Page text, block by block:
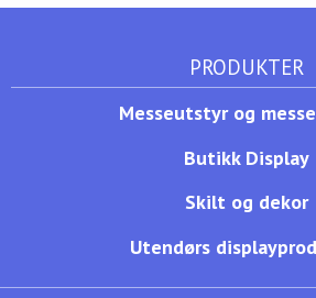
PRODUKTER
Messeutstyr og
Butikk Display
Skilt og dekor
Utendørs